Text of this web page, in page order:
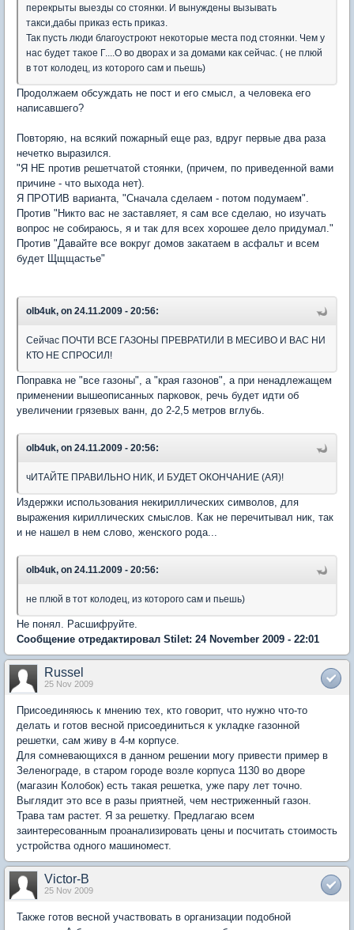
перекрыты выезды со стоянки. И вынуждены вызывать
такси,дабы приказ есть приказ.
Так пусть люди благоустроют некоторые места под стоянки. Чем у
нас будет такое Г....О во дворах и за домами как сейчас. ( не плюй
в тот колодец, из которого сам и пьешь)
Продолжаем обсуждать не пост и его смысл, а человека его
написавшего?
Повторяю, на всякий пожарный еще раз, вдруг первые два раза
нечетко выразился.
"Я НЕ против решетчатой стоянки, (причем, по приведенной вами
причине - что выхода нет).
Я ПРОТИВ варианта, "Сначала сделаем - потом подумаем".
Против "Никто вас не заставляет, я сам все сделаю, но изучать
вопрос не собираюсь, я и так для всех хорошее дело придумал."
Против "Давайте все вокруг домов закатаем в асфальт и всем
будет Щщщастье"
olb4uk, on 24.11.2009 - 20:56:
Сейчас ПОЧТИ ВСЕ ГАЗОНЫ ПРЕВРАТИЛИ В МЕСИВО И ВАС НИ
КТО НЕ СПРОСИЛ!
Поправка не "все газоны", а "края газонов", а при ненадлежащем
применении вышеописанных парковок, речь будет идти об
увеличении грязевых ванн, до 2-2,5 метров вглубь.
olb4uk, on 24.11.2009 - 20:56:
чИТАЙТЕ ПРАВИЛЬНО НИК, И БУДЕТ ОКОНЧАНИЕ (АЯ)!
Издержки использования некириллических символов, для
выражения кириллических смыслов. Как не перечитывал ник, так
и не нашел в нем слово, женского рода...
olb4uk, on 24.11.2009 - 20:56:
не плюй в тот колодец, из которого сам и пьешь)
Не понял. Расшифруйте.
Сообщение отредактировал Stilet: 24 November 2009 - 22:01
Russel
25 Nov 2009
Присоединяюсь к мнению тех, кто говорит, что нужно что-то
делать и готов весной присоединиться к укладке газонной
решетки, сам живу в 4-м корпусе.
Для сомневающихся в данном решении могу привести пример в
Зеленограде, в старом городе возле корпуса 1130 во дворе
(магазин Колобок) есть такая решетка, уже пару лет точно.
Выглядит это все в разы приятней, чем нестриженный газон.
Трава там растет. Я за решетку. Предлагаю всем
заинтересованным проанализировать цены и посчитать стоимость
устройства одного машиномест.
Victor-B
25 Nov 2009
Также готов весной участвовать в организации подобной